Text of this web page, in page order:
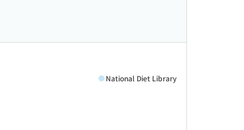
National Diet Library